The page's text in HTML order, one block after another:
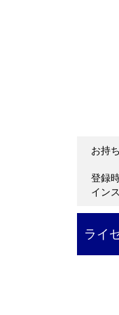
お持
登録
イン
ライ